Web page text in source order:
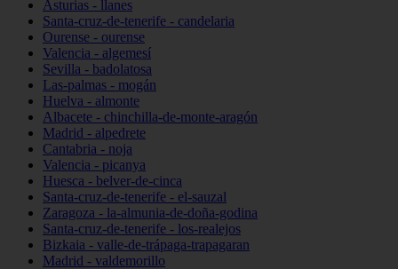
Asturias - llanes
Santa-cruz-de-tenerife - candelaria
Ourense - ourense
Valencia - algemesí
Sevilla - badolatosa
Las-palmas - mogán
Huelva - almonte
Albacete - chinchilla-de-monte-aragón
Madrid - alpedrete
Cantabria - noja
Valencia - picanya
Huesca - belver-de-cinca
Santa-cruz-de-tenerife - el-sauzal
Zaragoza - la-almunia-de-doña-godina
Santa-cruz-de-tenerife - los-realejos
Bizkaia - valle-de-trápaga-trapagaran
Madrid - valdemorillo